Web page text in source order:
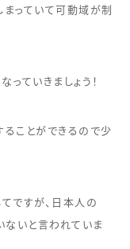
っていて可動域が制
っていきましょう！
ことができるので少
ですが、日本人の
ないと言われていま